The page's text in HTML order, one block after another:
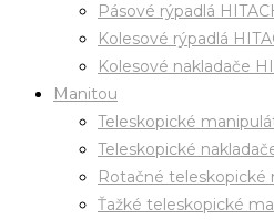
Pásové rýpadlá
Kolesové rýpadlá
Kolesové nakladače
Manitou
Teleskopické
Teleskopické
Rotačné teleskopické
Ťažké teleskopické